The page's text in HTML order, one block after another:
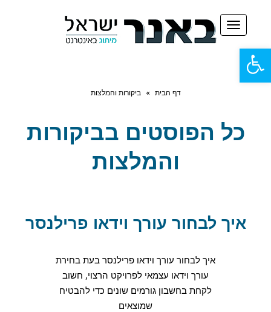
פתח
סרגל
תפריט
דף הבית » ביקורות והמלצות
כל הפוסטים בביקורות
והמלצות
איך לבחור עורך וידאו פרילנסר
איך לבחור עורך וידאו פרילנסר בעת בחירת
עורך וידאו עצמאי לפרויקט הרצוי, חשוב
לקחת בחשבון גורמים שונים כדי להבטיח
שמוצאים